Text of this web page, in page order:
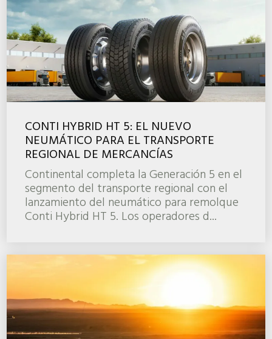
CONTI HYBRID HT 5: EL NUEVO
NEUMÁTICO PARA EL TRANSPORTE
REGIONAL DE MERCANCÍAS
Continental completa la Generación 5 en el
segmento del transporte regional con el
lanzamiento del neumático para remolque
Conti Hybrid HT 5. Los operadores d...